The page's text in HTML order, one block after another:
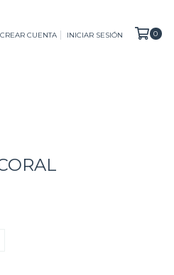
CREAR CUENTA INICIAR SESIÓN 0